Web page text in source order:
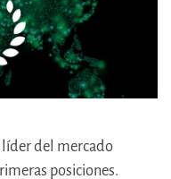
líder del mercado
posiciones.